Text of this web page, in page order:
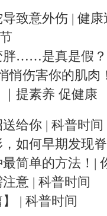
致意外伤 | 健康
胖……是真是假
悄伤害你的肌肉
提素养 促健康
给你 | 科普时间
如何早期发现
简单的方法！|
意 | 科普时间
| 科普时间